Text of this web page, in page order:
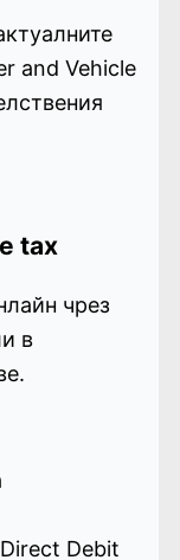
and Vehicle
tax
чрез
в
Debit